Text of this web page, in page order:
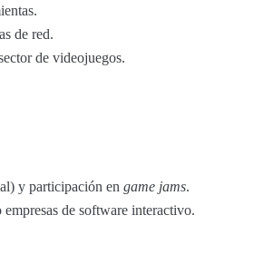
de red.
de videojuegos.
y participación en game jams.
de software interactivo.